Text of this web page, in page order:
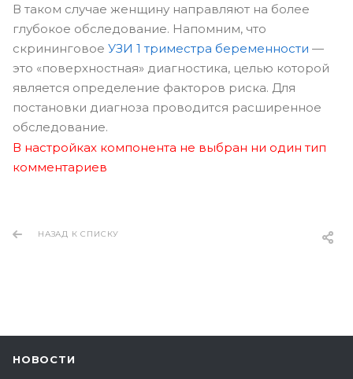
В таком случае женщину направляют на более
глубокое обследование. Напомним, что
скрининговое УЗИ 1 триместра беременности —
это «поверхностная» диагностика, целью которой
является определение факторов риска. Для
постановки диагноза проводится расширенное
обследование.
В настройках компонента не выбран ни один тип
комментариев
НАЗАД К СПИСКУ
НОВОСТИ